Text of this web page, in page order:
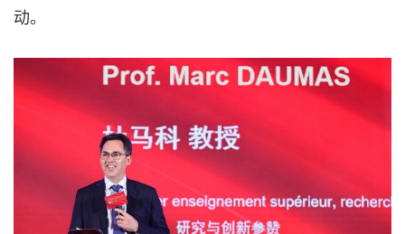
动。